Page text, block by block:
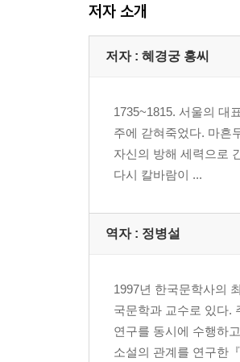
저자 소개
저자 : 혜경궁 홍씨
1735~1815. 서울의 대
주에 갇혀죽었다. 마흔
자신의 방해 세력으로
다시 칼바람이 ...
역자 : 정병설
1997년 한국문학사의
국문학과 교수로 있다.
연구를 동시에 수행하
소설의 관계를 연구한